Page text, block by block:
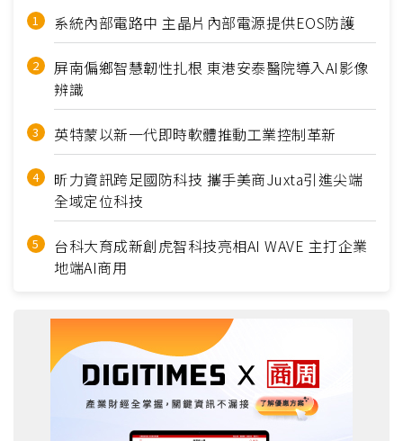
系統內部電路中 主晶片內部電源提供EOS防護
屏南偏鄉智慧韌性扎根 東港安泰醫院導入AI影像
辨識
英特蒙以新一代即時軟體推動工業控制革新
昕力資訊跨足國防科技 攜手美商Juxta引進尖端
全域定位科技
台科大育成新創虎智科技亮相AI WAVE 主打企業
地端AI商用